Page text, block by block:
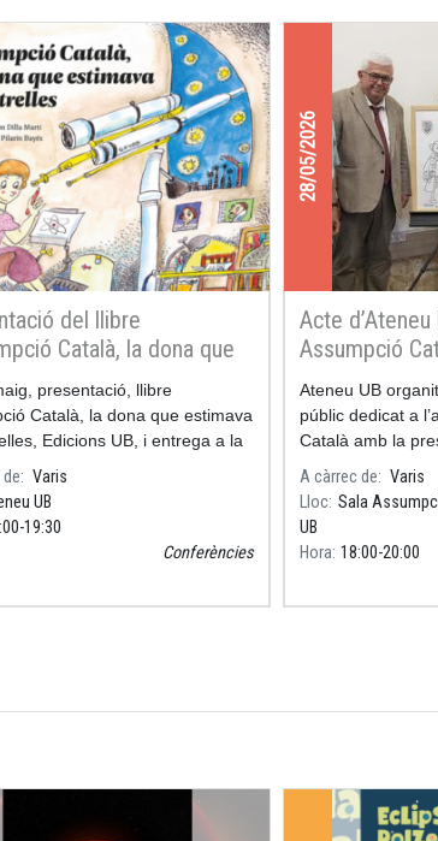
del llibre
Català, la dona que
les estrelles" a Ateneu
presentació, llibre
Català, la dona que estimava
Edicions UB, i entrega a la
dibuix original de Pilarin Bayes,
Josep M.
Varis
UB
19:30
Conferències
28/05/2026
Acte
Assumpció
del dibuix de
dedicat a
Ateneu UB
públic dedicat a
Català amb la
Assumpció
les estrelles, així
Pilarí
A càrrec de
Varis
Lloc Sala
UB
Hora 18:00 20:00